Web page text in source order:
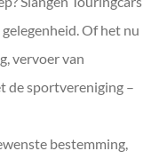
Of het nu
vervoer van
de sportvereniging –
bestemming,